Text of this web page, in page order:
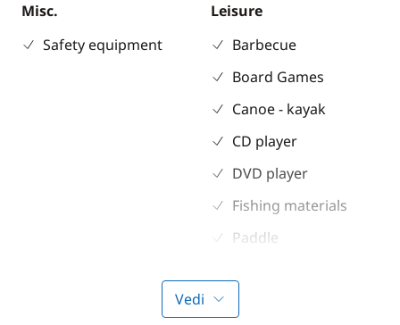
Misc.
Safety equipment
Leisure
Barbecue
Board Games
Canoe - kayak
CD player
DVD player
Fishing materials
Paddle
Vedi